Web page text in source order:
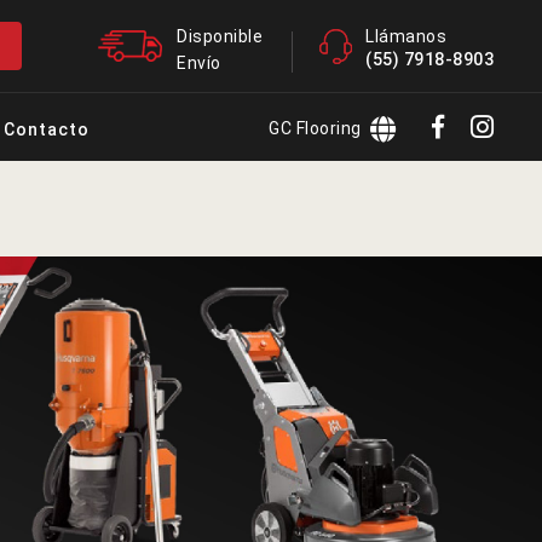
Disponible
Envío
Llámanos
(55) 7918-8903
Contacto GC Flooring